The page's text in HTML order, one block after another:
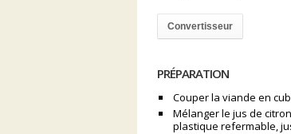
Convertisseur
PRÉPARATION
Couper la viande en
Mélanger le jus de
plastique refermable,